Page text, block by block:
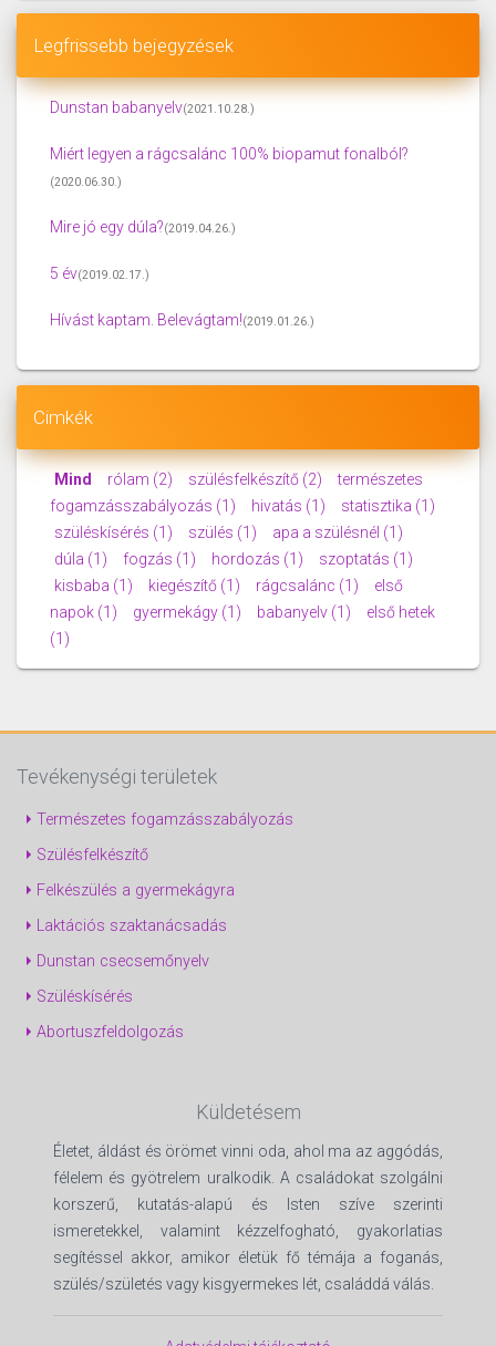
Legfrissebb bejegyzések
Dunstan babanyelv(2021.10.28.)
Miért legyen a rágcsalánc 100% biopamut fonalból?
(2020.06.30.)
Mire jó egy dúla?(2019.04.26.)
5 év(2019.02.17.)
Hívást kaptam. Belevágtam!(2019.01.26.)
Cimkék
Mind rólam (2) szülésfelkészítő (2)
természetes
fogamzásszabályozás (1) hivatás (1) statisztika (1)
szüléskísérés (1) szülés (1) apa a szülésnél (1)
dúla (1) fogzás (1) hordozás (1) szoptatás (1)
kisbaba (1) kiegészítő (1) rágcsalánc (1)
első
napok (1) gyermekágy (1) babanyelv (1)
első hetek
(1)
Tevékenységi területek
Természetes fogamzásszabályozás
Szülésfelkészítő
Felkészülés a gyermekágyra
Laktációs szaktanácsadás
Dunstan csecsemőnyelv
Szüléskísérés
Abortuszfeldolgozás
Küldetésem
Életet, áldást és örömet vinni oda, ahol ma az aggódás,
félelem és gyötrelem uralkodik. A családokat szolgálni
korszerű, kutatás-alapú és Isten szíve szerinti
ismeretekkel, valamint kézzelfogható, gyakorlatias
segítéssel akkor, amikor életük fő témája a foganás,
szülés/születés vagy kisgyermekes lét, családdá válás.